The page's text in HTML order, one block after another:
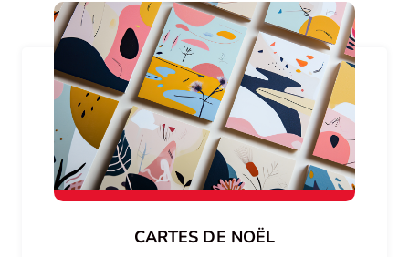
CARTES DE NOËL